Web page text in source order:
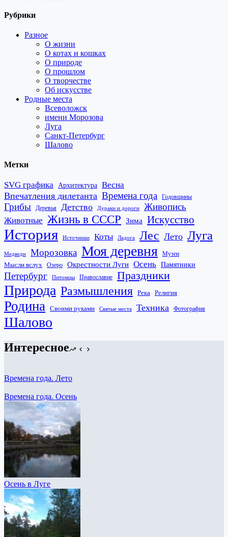
Рубрики
Разное
О жизни
О котах и кошках
О природе
О прошлом
О творчестве
Об искусстве
Родные места
Всеволожск
имени Морозова
Луга
Санкт-Петербург
Шалово
Метки
SVG графика Архитектура Весна
Впечатления дилетанта Времена года Годовщины
Грибы Деревья Детство Дураки и дороги Живопись
Животные Жизнь в СССР Зима Искусство
История Источники Коты Ладога Лес Лето Луга
Медведи Морозовка Моя деревня
Музеи
Мысли вслух
Озеро Окрестности Луги Осень Памятники
Петербург Питомцы Православие Праздники
Природа Размышления Река Религия
Родина Своими руками Святые места Техника Фотография
Шалово
Интересное
Времена года. Лето
Времена года. Осень
Осень в Луге